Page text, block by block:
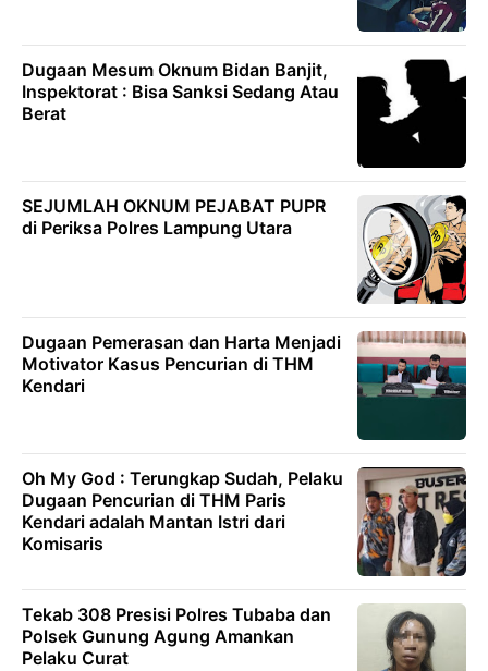
Dugaan Mesum Oknum Bidan Banjit,
Inspektorat : Bisa Sanksi Sedang Atau
Berat
SEJUMLAH OKNUM PEJABAT PUPR
di Periksa Polres Lampung Utara
Dugaan Pemerasan dan Harta Menjadi
Motivator Kasus Pencurian di THM
Kendari
Oh My God : Terungkap Sudah, Pelaku
Dugaan Pencurian di THM Paris
Kendari adalah Mantan Istri dari
Komisaris
Tekab 308 Presisi Polres Tubaba dan
Polsek Gunung Agung Amankan
Pelaku Curat